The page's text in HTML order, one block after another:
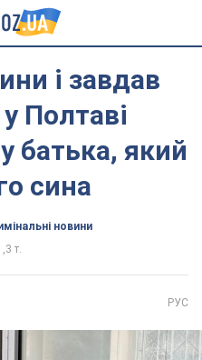
і завдав
Полтаві
батька, який
сина
новини
т.
РУС